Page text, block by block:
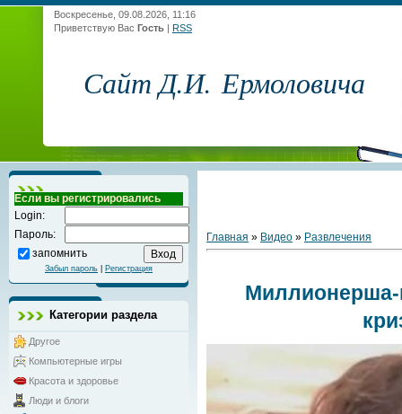
Воскресенье, 09.08.2026, 11:16
Приветствую Вас Гость | RSS
Сайт Д.И. Ермоловича
Если вы регистрировались
Login:
Пароль:
запомнить
Забыл пароль Регистрация
Категории раздела
Другое
Компьютерные игры
Красота и здоровье
Люди и блоги
Главная » Видео » Развлечения
Миллионерша-